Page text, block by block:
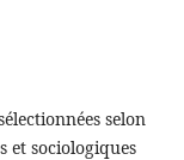
selon
et sociologiques